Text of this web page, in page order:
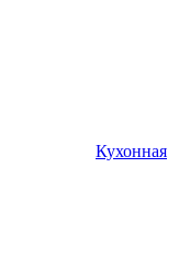
Кухонная